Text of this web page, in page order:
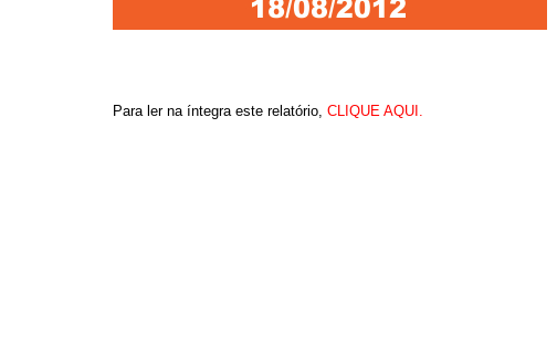
Para ler na íntegra este relatório, CLIQUE AQUI.